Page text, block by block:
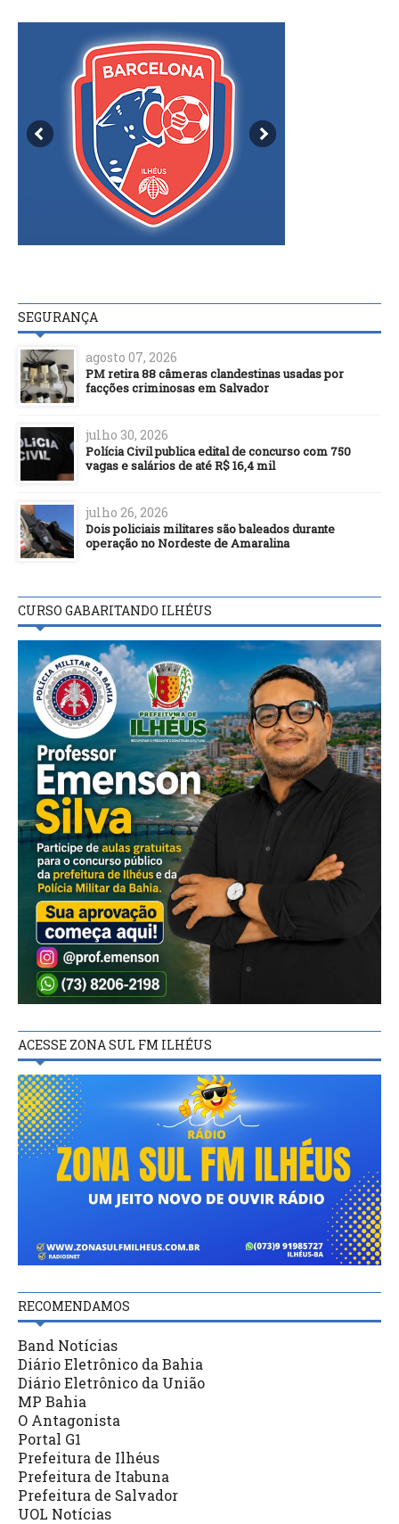
SEGURANÇA
agosto 07, 2026
PM retira 88 câmeras clandestinas usadas por
facções criminosas em Salvador
julho 30, 2026
Polícia Civil publica edital de concurso com 750
vagas e salários de até R$ 16,4 mil
julho 26, 2026
Dois policiais militares são baleados durante
operação no Nordeste de Amaralina
CURSO GABARITANDO ILHÉUS
ACESSE ZONA SUL FM ILHÉUS
RECOMENDAMOS
Band Notícias
Diário Eletrônico da Bahia
Diário Eletrônico da União
MP Bahia
O Antagonista
Portal G1
Prefeitura de Ilhéus
Prefeitura de Itabuna
Prefeitura de Salvador
UOL Notícias